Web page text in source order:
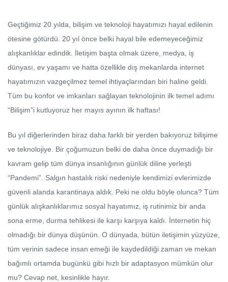
Geçtiğimiz 20 yılda, bilişim ve teknoloji hayatımızı hayal edilenin
ötesine götürdü. 20 yıl önce belki hayal bile edemeyeceğimiz
alışkanlıklar edindik. İletişim başta olmak üzere, medya, iş
dünyası, ev yaşamı ve hatta özellikle dış mekanlarda internet
hayatımızın vazgeçilmez temel ihtiyaçlarından biri haline geldi.
Tüm bu konfor ve imkanları sağlayan teknolojinin ilk temel adımı
“Bilişim”i kutluyoruz her mayıs ayının ilk haftası!
Bu yıl diğerlerinden biraz daha farklı bir yerden bakıyoruz bilişime
ve teknolojiye. Bir çoğumuzun belki de daha önce duymadığı bir
kavram gelip tüm dünya insanlığının günlük diline yerleşti
“Pandemi”. Salgın hastalık riski nedeniyle kendimizi evlerimizde
güvenli alanda karantinaya aldık. Peki ne oldu böyle olunca? Tüm
günlük alışkanlıklarımız sosyal hayatımız, iş rutinimiz bir anda
sona erme, durma tehlikesi ile karşı karşıya kaldı. İnternetin hiç
olmadığı bir dünya düşünün. O dünyada, bütün iletişimin yüzyüze,
tüm verinin sadece insan emeği ile kaydedildiği zaman ve mekan
bağımlı ortamda bugünkü gibi hızlı bir adaptasyon mümkün olur
mu? Cevap net, kesinlikle hayır.